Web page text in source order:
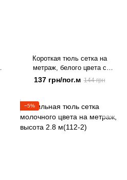
Короткая тюль сетка на
метраж, белого цвета с
бронзовой вышивкой, высота
1,5 м (131-4)
137 грн/пог.м 144 грн
−5%